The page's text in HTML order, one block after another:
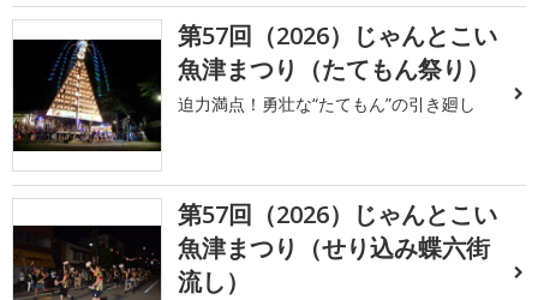
第57回（2026）じゃんとこい
魚津まつり（たてもん祭り）
迫力満点！勇壮な“たてもん”の引き廻し
第57回（2026）じゃんとこい
魚津まつり（せり込み蝶六街
流し）